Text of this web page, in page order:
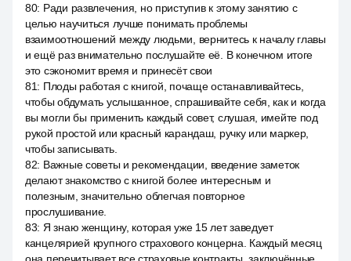
80: Ради развлечения, но приступив к этому занятию с
целью научиться лучше понимать проблемы
взаимоотношений между людьми, вернитесь к началу главы
и ещё раз внимательно послушайте её. В конечном итоге
это сэкономит время и принесёт свои
81: Плоды работая с книгой, почаще останавливайтесь,
чтобы обдумать услышанное, спрашивайте себя, как и когда
вы могли бы применить каждый совет, слушая, имейте под
рукой простой или красный карандаш, ручку или маркер,
чтобы записывать.
82: Важные советы и рекомендации, введение заметок
делают знакомство с книгой более интересным и
полезным, значительно облегчая повторное
прослушивание.
83: Я знаю женщину, которая уже 15 лет заведует
канцелярией крупного страхового концерна. Каждый месяц